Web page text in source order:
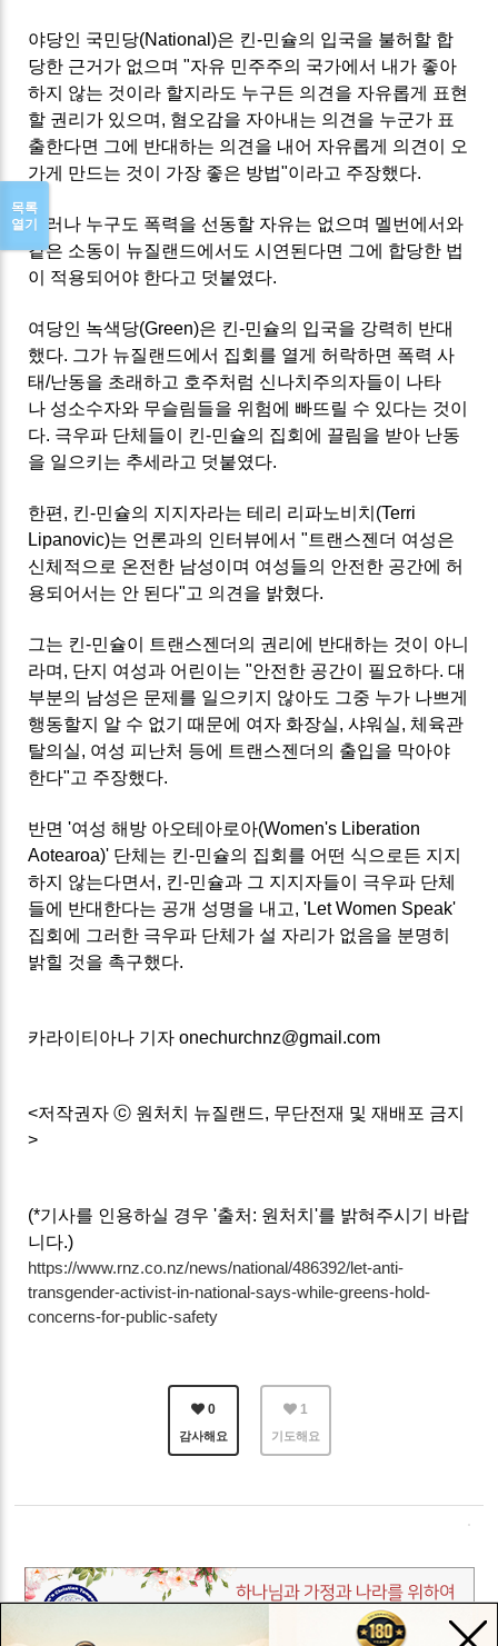
야당인 국민당(National)은 킨-민슐의 입국을 불허할 합
당한 근거가 없으며 "자유 민주주의 국가에서 내가 좋아
하지 않는 것이라 할지라도 누구든 의견을 자유롭게 표현
할 권리가 있으며, 혐오감을 자아내는 의견을 누군가 표
출한다면 그에 반대하는 의견을 내어 자유롭게 의견이 오
가게 만드는 것이 가장 좋은 방법"이라고 주장했다.
그러나 누구도 폭력을 선동할 자유는 없으며 멜번에서와
같은 소동이 뉴질랜드에서도 시연된다면 그에 합당한 법
이 적용되어야 한다고 덧붙였다.
여당인 녹색당(Green)은 킨-민슐의 입국을 강력히 반대
했다. 그가 뉴질랜드에서 집회를 열게 허락하면 폭력 사
태/난동을 초래하고 호주처럼 신나치주의자들이 나타
나 성소수자와 무슬림들을 위험에 빠뜨릴 수 있다는 것이
다. 극우파 단체들이 킨-민슐의 집회에 끌림을 받아 난동
을 일으키는 추세라고 덧붙였다.
한편, 킨-민슐의 지지자라는 테리 리파노비치(Terri
Lipanovic)는 언론과의 인터뷰에서 "트랜스젠더 여성은
신체적으로 온전한 남성이며 여성들의 안전한 공간에 허
용되어서는 안 된다"고 의견을 밝혔다.
그는 킨-민슐이 트랜스젠더의 권리에 반대하는 것이 아니
라며, 단지 여성과 어린이는 "안전한 공간이 필요하다. 대
부분의 남성은 문제를 일으키지 않아도 그중 누가 나쁘게
행동할지 알 수 없기 때문에 여자 화장실, 샤워실, 체육관
탈의실, 여성 피난처 등에 트랜스젠더의 출입을 막아야
한다"고 주장했다.
반면 '여성 해방 아오테아로아(Women's Liberation
Aotearoa)' 단체는 킨-민슐의 집회를 어떤 식으로든 지지
하지 않는다면서, 킨-민슐과 그 지지자들이 극우파 단체
들에 반대한다는 공개 성명을 내고, 'Let Women Speak'
집회에 그러한 극우파 단체가 설 자리가 없음을 분명히
밝힐 것을 촉구했다.
카라이티아나 기자 onechurchnz@gmail.com
<저작권자 ⓒ 원처치 뉴질랜드, 무단전재 및 재배포 금지
>
(*기사를 인용하실 경우 '출처: 원처치'를 밝혀주시기 바랍
니다.)
https://www.rnz.co.nz/news/national/486392/let-anti-
transgender-activist-in-national-says-while-greens-hold-
concerns-for-public-safety
0
감사해요
1
기도해요
목록
열기